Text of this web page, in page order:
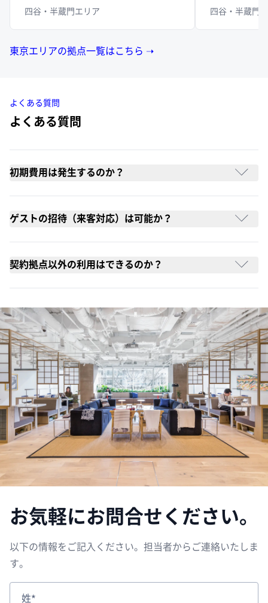
四谷・半蔵門エリア 四谷・半蔵門
東京エリアの拠点一覧はこちら ➝
よくある質問
よくある質問
初期費用は発生するのか？
ゲストの招待（来客対応）は可能か？
契約拠点以外の利用はできるのか？
お気軽にお問合せください。
以下の情報をご記入ください。担当者からご連絡いたしま
す。
姓*